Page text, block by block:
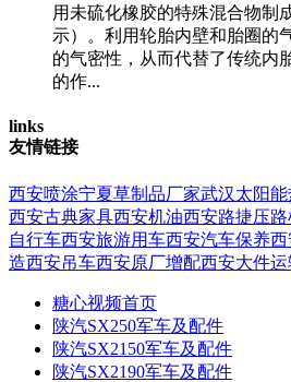
用未硫化橡胶的特殊混合物制
示）。利用轮胎内壁和胎圈
的气密性，从而代替了传统
的作...
links
友情链接
西安喷涂宁夏草制品厂家武汉太阳能
西安古典家具西安机油西安路捷压路
自行车西安旅游用车西安汽车保养西
造西安吊车西安原厂增配西安大件运
糖心视频首页
陕汽SX250军车及配件
陕汽SX2150军车及配件
陕汽SX2190军车及配件